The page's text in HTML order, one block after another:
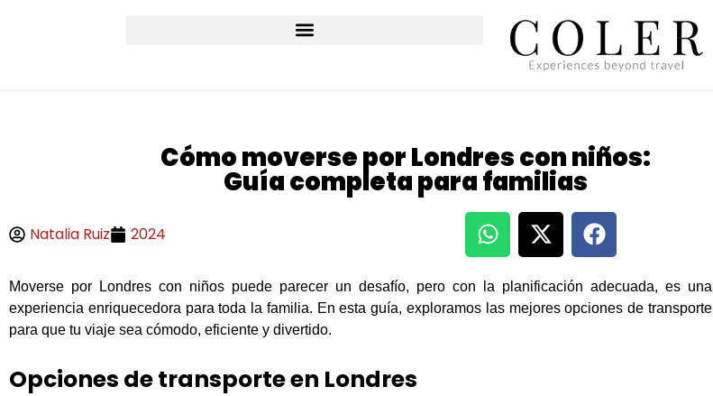
Cómo moverse por Londres con niños:
Guía completa para familias
Natalia Ruiz 2024
Moverse por Londres con niños puede parecer un desafío, pero con la planificación adecuada, es una
experiencia enriquecedora para toda la familia. En esta guía, exploramos las mejores opciones de transporte
para que tu viaje sea cómodo, eficiente y divertido.
Opciones de transporte en Londres